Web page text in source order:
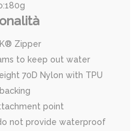
Zipper
to keep out water
70D Nylon with TPU
backing
point
not provide waterproof